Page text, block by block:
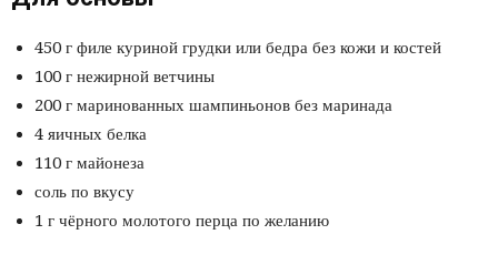
450 г филе куриной грудки или бедра без кожи и костей
100 г нежирной ветчины
200 г маринованных шампиньонов без маринада
4 яичных белка
110 г майонеза
соль по вкусу
1 г чёрного молотого перца по желанию